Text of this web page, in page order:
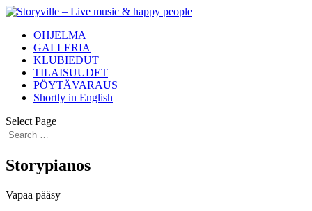
OHJELMA
GALLERIA
KLUBIEDUT
TILAISUUDET
PÖYTÄVARAUS
Shortly in English
Select Page
Storypianos
Vapaa pääsy